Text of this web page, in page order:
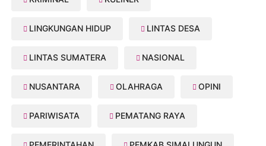
LINGKUNGAN HIDUP LINTAS DESA
LINTAS SUMATERA NASIONAL
NUSANTARA OLAHRAGA OPINI
PARIWISATA PEMATANG RAYA